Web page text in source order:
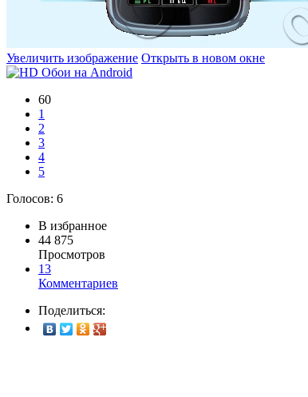
Увеличить изображение Открыть в новом окне
60
1
2
3
4
5
Голосов: 6
В избранное
44 875
Просмотров
13
Комментариев
Поделиться: